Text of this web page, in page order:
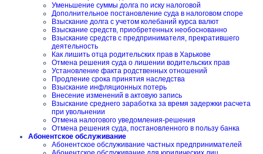
Уменьшение суммы долга по иску налоговой
Дополнительное постановление суда в налоговом споре
Взыскание долга с учетом колебаний курса валют
Взыскание средств, приобретенных необоснованно
Взыскание средств с предпринимателя, прекратившего
деятельность
Как лишить отца родительских прав в Харькове
Отмена решения суда о лишении водительских прав
Установление факта родственных отношений
Продление срока принятия наследства
Взыскание инфляционных потерь
Внесение изменений в актовую запись
Взыскание среднего заработка за время задержки расчета
при увольнении
Отмена налогового уведомления-решения
Отмена решения суда, постановленного в пользу банка
Абонентское обслуживание
Абонентское обслуживание частных предпринимателей